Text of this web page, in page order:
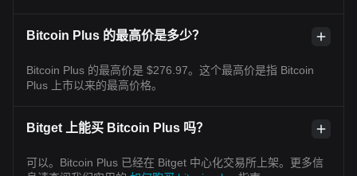
Bitcoin Plus 的最高价是多少？
Bitcoin Plus 的最高价是 $276.97。这个最高价是指 Bitcoin
Plus 上市以来的最高价格。
Bitget 上能买 Bitcoin Plus 吗？
可以。Bitcoin Plus 已经在 Bitget 中心化交易所上架。更多信